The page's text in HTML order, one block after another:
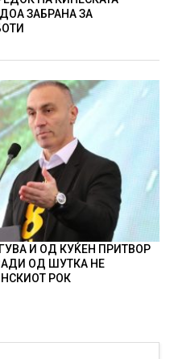
ЗАБРАНА ЗА
И ОД КУЌЕН ПРИТВОР
ОД ШУТКА НЕ
РОК